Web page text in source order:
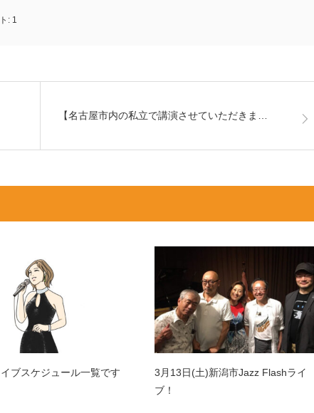
: 1
【名古屋市内の私立で講演させていただきま…
イブスケジュール一覧です
3月13日(土)新潟市Jazz Flashライ
ブ！